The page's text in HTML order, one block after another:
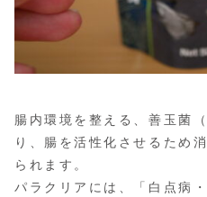
腸内環境を整える、善玉菌
り、腸を活性化させるため
られます。
パラクリアには、「白点病